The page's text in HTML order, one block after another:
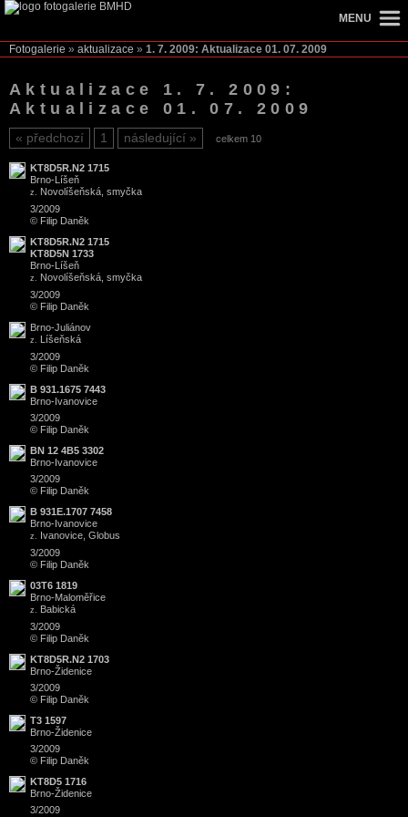
Fotogalerie » aktualizace » 1. 7. 2009: Aktualizace 01. 07. 2009
Aktualizace 1. 7. 2009:
Aktualizace 01. 07. 2009
předchozí 1 následující celkem 10
KT8D5R.N2 1715
Brno-Líšeň
z. Novolíšeňská, smyčka
3/2009
© Filip Daněk
KT8D5R.N2 1715
KT8D5N 1733
Brno-Líšeň
z. Novolíšeňská, smyčka
3/2009
© Filip Daněk
Brno-Juliánov
z. Líšeňská
3/2009
© Filip Daněk
B 931.1675 7443
Brno-Ivanovice
3/2009
© Filip Daněk
BN 12 4B5 3302
Brno-Ivanovice
3/2009
© Filip Daněk
B 931E.1707 7458
Brno-Ivanovice
z. Ivanovice, Globus
3/2009
© Filip Daněk
03T6 1819
Brno-Maloměřice
z. Babická
3/2009
© Filip Daněk
KT8D5R.N2 1703
Brno-Židenice
3/2009
© Filip Daněk
T3 1597
Brno-Židenice
3/2009
© Filip Daněk
KT8D5 1716
Brno-Židenice
3/2009
MENU